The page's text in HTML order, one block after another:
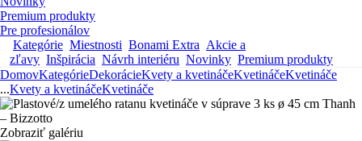
Premium produkty
Pre profesionálov
Kategórie Miestnosti Bonami Extra Akcie a
zľavy Inšpirácia Návrh interiéru Novinky Premium produkty
DomovKategórieDekorácieKvety a kvetináčeKvetináčeKvetináče
...Kvety a kvetináčeKvetináče
Zobraziť galériu